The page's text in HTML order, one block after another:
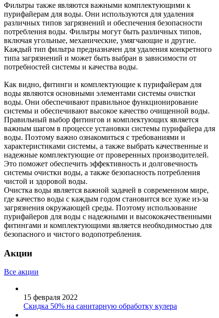
Фильтры также являются важными комплектующими к
пурифайерам для воды. Они используются для удаления
различных типов загрязнений и обеспечения безопасности
потребления воды. Фильтры могут быть различных типов,
включая угольные, механические, умягчающие и другие.
Каждый тип фильтра предназначен для удаления конкретного
типа загрязнений и может быть выбран в зависимости от
потребностей системы и качества воды.
Как видно, фитинги и комплектующие к пурифайерам для
воды являются основными элементами системы очистки
воды. Они обеспечивают правильное функционирование
системы и обеспечивают высокое качество очищенной воды.
Правильный выбор фитингов и комплектующих является
важным шагом в процессе установки системы пурифайера для
воды. Поэтому важно ознакомиться с требованиями и
характеристиками системы, а также выбрать качественные и
надежные комплектующие от проверенных производителей.
Это поможет обеспечить эффективность и долговечность
системы очистки воды, а также безопасность потребления
чистой и здоровой воды.
Очистка воды является важной задачей в современном мире,
где качество воды с каждым годом становится все хуже из-за
загрязнения окружающей среды. Поэтому использование
пурифайеров для воды с надежными и высококачественными
фитингами и комплектующими является необходимостью для
безопасного и чистого водопотребления.
Акции
Все акции
15 февраля 2022
Скидка 50% на санитарную обработку кулера